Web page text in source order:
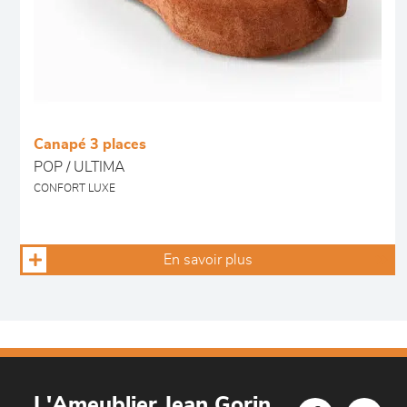
Canapé 3 places
POP / ULTIMA
CONFORT LUXE
En savoir plus